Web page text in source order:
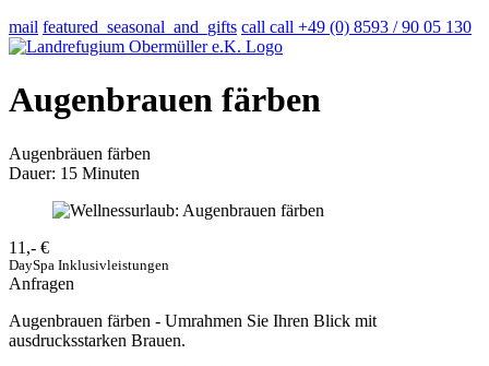
mail featured_seasonal_and_gifts call call +49 (0) 8593 / 90 05 130
Augenbrauen färben
Augenbräuen färben
Dauer: 15 Minuten
11,- €
DaySpa Inklusivleistungen
Anfragen
Augenbrauen färben - Umrahmen Sie Ihren Blick mit
ausdrucksstarken Brauen.